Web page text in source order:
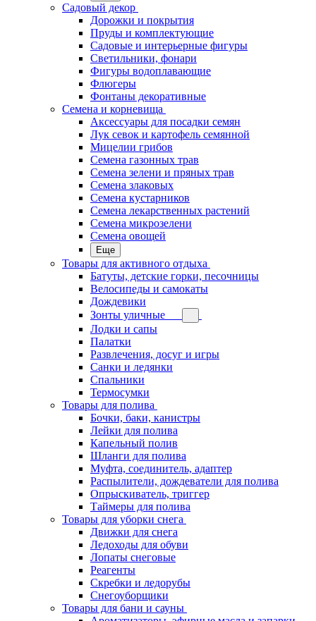
Садовый декор
Дорожки и покрытия
Пруды и комплектующие
Садовые и интерьерные фигуры
Светильники, фонари
Фигуры водоплавающие
Флюгеры
Фонтаны декоративные
Семена и корневища
Аксессуары для посадки семян
Лук севок и картофель семянной
Мицелии грибов
Семена газонных трав
Семена зелени и пряных трав
Семена злаковых
Семена кустарников
Семена лекарственных растений
Семена микрозелени
Семена овощей
Еще
Товары для активного отдыха
Батуты, детские горки, песочницы
Велосипеды и самокаты
Дождевики
Зонты уличные
Лодки и сапы
Палатки
Развлечения, досуг и игры
Санки и ледянки
Спальники
Термосумки
Товары для полива
Бочки, баки, канистры
Лейки для полива
Капельный полив
Шланги для полива
Муфта, соединитель, адаптер
Распылители, дождеватели для полива
Опрыскиватель, триггер
Таймеры для полива
Товары для уборки снега
Движки для снега
Ледоходы для обуви
Лопаты снеговые
Реагенты
Скребки и ледорубы
Снегоуборщики
Товары для бани и сауны